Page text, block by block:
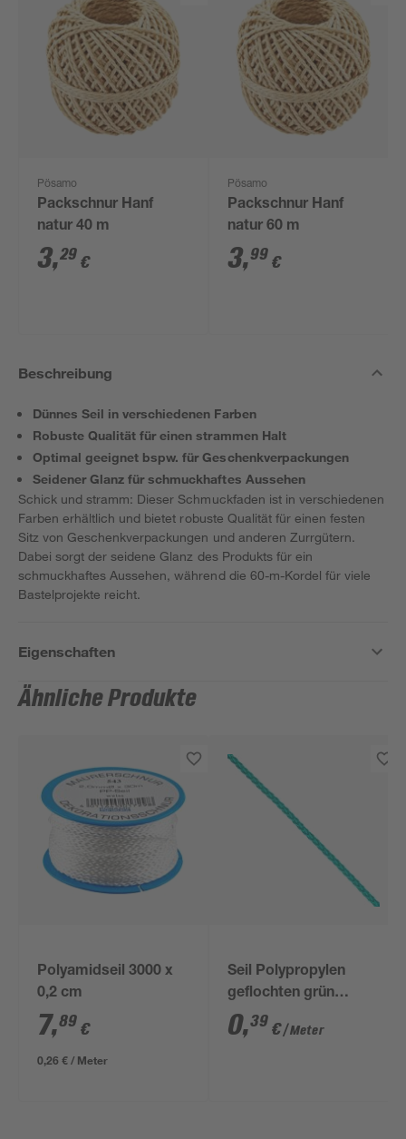
Pösamo
Packschnur Hanf
natur 40 m
3,29 €
Pösamo
Packschnur Hanf
natur 60 m
3,99 €
Beschreibung
Dünnes Seil in verschiedenen Farben
Robuste Qualität für einen strammen Halt
Optimal geeignet bspw. für Geschenkverpackungen
Seidener Glanz für schmuckhaftes Aussehen
Schick und stramm: Dieser Schmuckfaden ist in verschiedenen
Farben erhältlich und bietet robuste Qualität für einen festen
Sitz von Geschenkverpackungen und anderen Zurrgütern.
Dabei sorgt der seidene Glanz des Produkts für ein
schmuckhaftes Aussehen, während die 60-m-Kordel für viele
Bastelprojekte reicht.
Eigenschaften
Ähnliche Produkte
Polyamidseil 3000 x
0,2 cm
7,89 €
0,26 € / Meter
Seil Polypropylen
geflochten grün
Meterware 3 mm
0,39 €/ Meter